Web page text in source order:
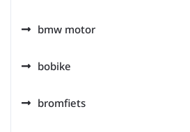
bmw motor
bobike
bromfiets